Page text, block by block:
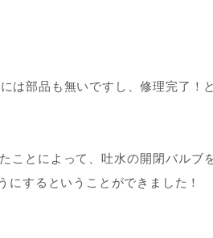
は部品も無いですし、修理完了！
ことによって、吐水の開閉バルブ
するということができました！